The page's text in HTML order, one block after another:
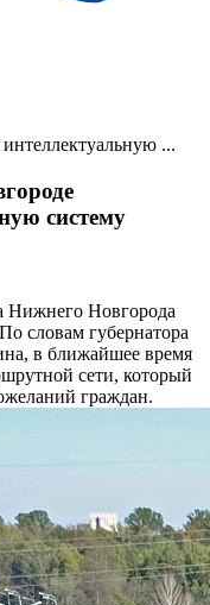
...
систему
Нижнего Новгорода
словам губернатора
в ближайшее время
сети, который
граждан.